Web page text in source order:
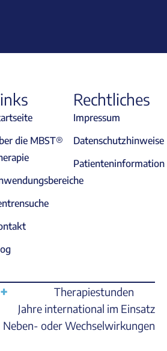
die MBST®
Rechtliches
Impressum
Datenschutzhinweise
Patienteninformation
Therapiestunden
+
Jahre international im Einsatz
Neben- oder Wechselwirkungen